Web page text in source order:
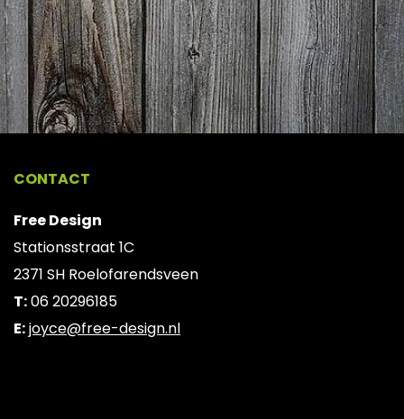
CONTACT
Free Design
Stationsstraat 1C
2371 SH Roelofarendsveen
T:06 20296185
E:joyce@free-design.nl